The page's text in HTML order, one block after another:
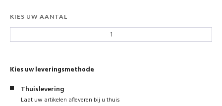
KIES UW AANTAL
Kies uw leveringsmethode
Thuislevering
Laat uw artikelen afleveren bij u thuis